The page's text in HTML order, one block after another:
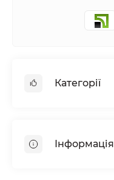
Категорії
Рулонні штори
Інформація